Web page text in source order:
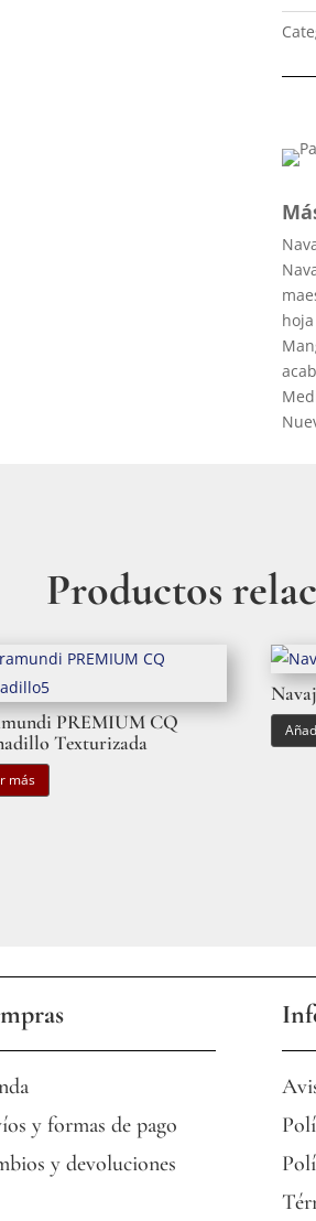
Productos
PREMIUM CQ
Texturizada
más
y formas de pago
y devoluciones